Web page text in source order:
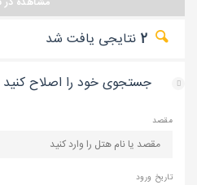
2 نتایجی یافت شد
جستجوی خود را اصلاح کنید
مقصد
تاریخ ورود